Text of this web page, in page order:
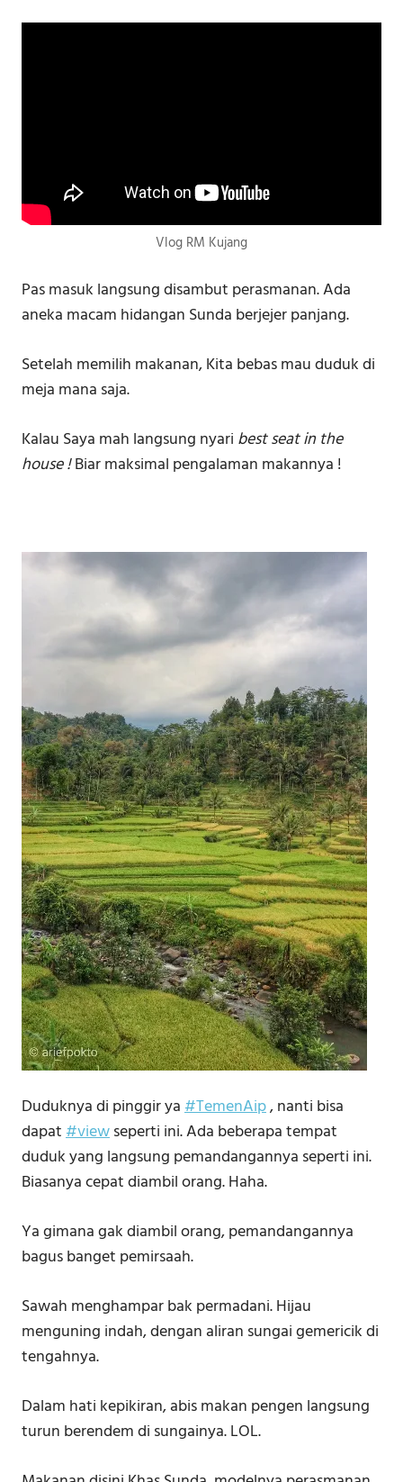
Vlog RM Kujang
Pas masuk langsung disambut perasmanan. Ada
aneka macam hidangan Sunda berjejer panjang.
Setelah memilih makanan, Kita bebas mau duduk di
meja mana saja.
Kalau Saya mah langsung nyari best seat in the
house !Biar maksimal pengalaman makannya !
Duduknya di pinggir ya#TemenAip, nanti bisa
dapat#viewseperti ini. Ada beberapa tempat
duduk yang langsung pemandangannya seperti ini.
Biasanya cepat diambil orang. Haha.
Ya gimana gak diambil orang, pemandangannya
bagus banget pemirsaah.
Sawah menghampar bak permadani. Hijau
menguning indah, dengan aliran sungai gemericik di
tengahnya.
Dalam hati kepikiran, abis makan pengen langsung
turun berendem di sungainya. LOL.